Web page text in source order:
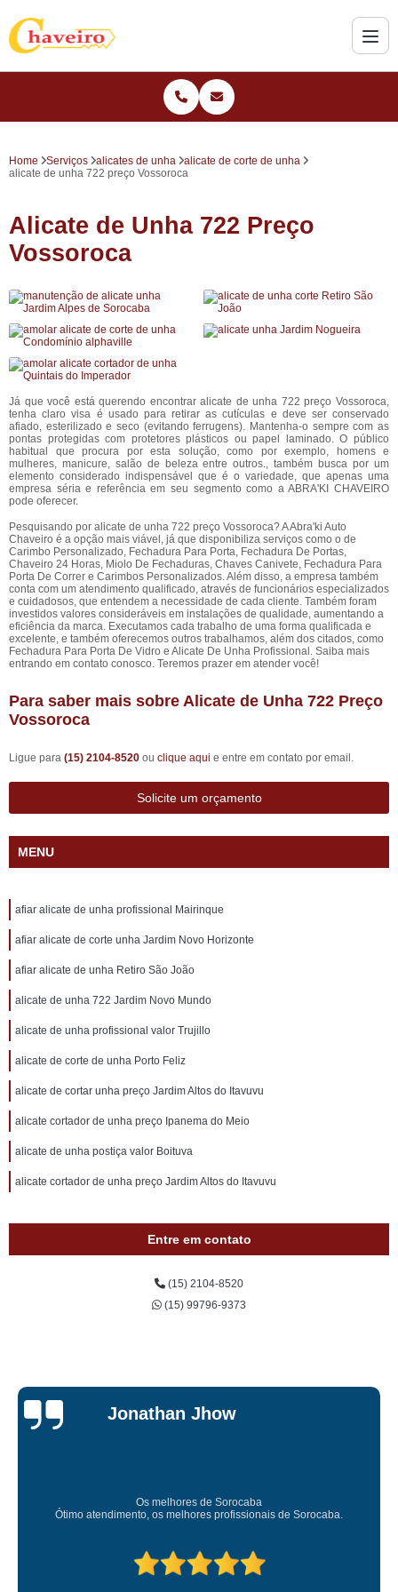
Home Serviços alicates de unha
alicate de corte de unha
alicate de unha 722 preço Vossoroca
Alicate de Unha 722 Preço
Vossoroca
Já que você está querendo encontrar alicate de unha 722 preço Vossoroca,
tenha claro visa é usado para retirar as cutículas e deve ser conservado
afiado, esterilizado e seco (evitando ferrugens). Mantenha-o sempre com as
pontas protegidas com protetores plásticos ou papel laminado. O público
habitual que procura por esta solução, como por exemplo, homens e
mulheres, manicure, salão de beleza entre outros., também busca por um
elemento considerado indispensável que é o variedade, que apenas uma
empresa séria e referência em seu segmento como a ABRA'KI CHAVEIRO
pode oferecer.
Pesquisando por alicate de unha 722 preço Vossoroca? A Abra'ki Auto
Chaveiro é a opção mais viável, já que disponibiliza serviços como o de
Carimbo Personalizado, Fechadura Para Porta, Fechadura De Portas,
Chaveiro 24 Horas, Miolo De Fechaduras, Chaves Canivete, Fechadura Para
Porta De Correr e Carimbos Personalizados. Além disso, a empresa também
conta com um atendimento qualificado, através de funcionários especializados
e cuidadosos, que entendem a necessidade de cada cliente. Também foram
investidos valores consideráveis em instalações de qualidade, aumentando a
eficiência da marca. Executamos cada trabalho de uma forma qualificada e
excelente, e também oferecemos outros trabalhamos, além dos citados, como
Fechadura Para Porta De Vidro e Alicate De Unha Profissional. Saiba mais
entrando em contato conosco. Teremos prazer em atender você!
Para saber mais sobre Alicate de Unha 722 Preço
Vossoroca
Ligue para (15) 2104-8520 ou clique aqui e entre em contato por email.
Solicite um orçamento
MENU
afiar alicate de unha profissional Mairinque
afiar alicate de corte unha Jardim Novo Horizonte
afiar alicate de unha Retiro São João
alicate de unha 722 Jardim Novo Mundo
alicate de unha profissional valor Trujillo
alicate de corte de unha Porto Feliz
alicate de cortar unha preço Jardim Altos do Itavuvu
alicate cortador de unha preço Ipanema do Meio
alicate de unha postiça valor Boituva
alicate cortador de unha preço Jardim Altos do Itavuvu
Entre em contato
(15) 2104-8520
(15) 99796-9373
Jonathan Jhow
Os melhores de Sorocaba
Ótimo atendimento, os melhores profissionais de Sorocaba.